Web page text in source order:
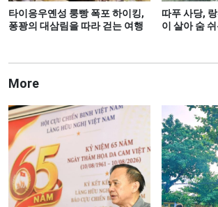
타이응우옌성 룽빵 폭포 하이킹,
퐁꽝의 대삼림을 따라 걷는 여행
따푸 사당,
이 살아 숨 쉬
More